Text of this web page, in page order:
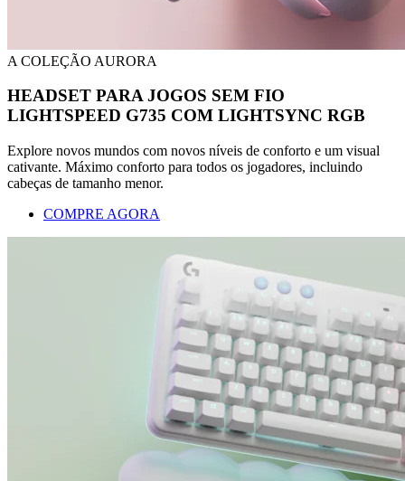
A COLEÇÃO AURORA
HEADSET PARA JOGOS SEM FIO
LIGHTSPEED G735 COM LIGHTSYNC RGB
Explore novos mundos com novos níveis de conforto e um visual
cativante. Máximo conforto para todos os jogadores, incluindo
cabeças de tamanho menor.
COMPRE AGORA